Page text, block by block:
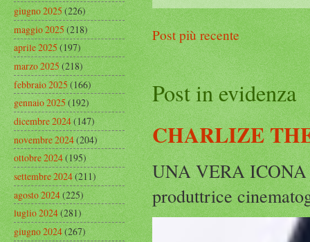
Post più recente
Post in evidenza
CHARLIZE
UNA VERA ICONA
produttrice
giugno 2025(226)
maggio 2025(218)
aprile 2025(197)
marzo 2025(218)
febbraio 2025(166)
gennaio 2025(192)
dicembre 2024(147)
novembre 2024(204)
ottobre 2024(195)
settembre 2024(211)
agosto 2024(225)
luglio 2024(281)
giugno 2024(267)